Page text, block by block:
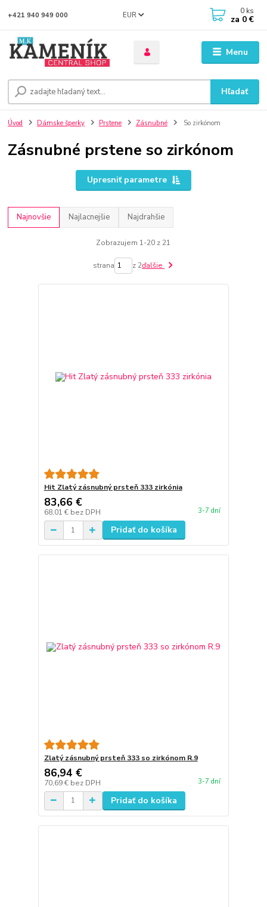
Menu
EUR
Hľadať
+421 940 949 000 0 ks
za 0 €
Úvod Dámske šperky Prstene Zásnubné So zirkónom
Zásnubné prstene so zirkónom
Upresniť parametre
Najnovšie Najlacnejšie Najdrahšie
Zobrazujem 1-20 z 21
strana z 2ďalšie
Hit Zlatý zásnubný prsteň 333 zirkónia
83,66 €
68,01 € bez DPH 3-7 dní
Pridať do košíka
Zlatý zásnubný prsteň 333 so zirkónom R.9
86,94 €
70,69 € bez DPH 3-7 dní
Pridať do košíka